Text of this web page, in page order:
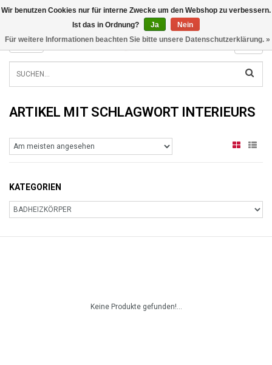
INFO@RADIATORS.SHOP
MENU
ARTIKEL MIT SCHLAGWORT INTERIEURS
KATEGORIEN
Keine Produkte gefunden!...
Wir benutzen Cookies nur für interne Zwecke um den Webshop zu verbessern.
Ist das in Ordnung?
Ja
Nein
Für weitere Informationen beachten Sie bitte unsere Datenschutzerklärung. »